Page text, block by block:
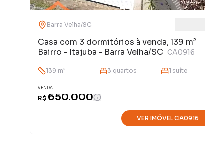
Barra Velha/SC
Casa com 3 dormitórios à venda, 139 m²
Bairro - Itajuba - Barra Velha/SC CA0916
139 m² 3 quartos 1 suíte
VENDA
R$ 650.000
VER IMÓVEL CA0916